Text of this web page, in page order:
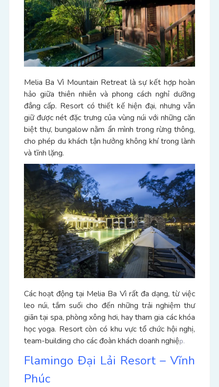
Melia Ba Vì Mountain Retreat là sự kết hợp hoàn
hảo giữa thiên nhiên và phong cách nghỉ dưỡng
đẳng cấp. Resort có thiết kế hiện đại, nhưng vẫn
giữ được nét đặc trưng của vùng núi với những căn
biệt thự, bungalow nằm ẩn mình trong rừng thông,
cho phép du khách tận hưởng không khí trong lành
và tĩnh lặng.
Các hoạt động tại Melia Ba Vì rất đa dạng, từ việc
leo núi, tắm suối cho đến những trải nghiệm thư
giãn tại spa, phòng xông hơi, hay tham gia các khóa
học yoga. Resort còn có khu vực tổ chức hội nghị,
team-building cho các đoàn khách doanh nghiệp.
Flamingo Đại Lải Resort – Vĩnh
Phúc